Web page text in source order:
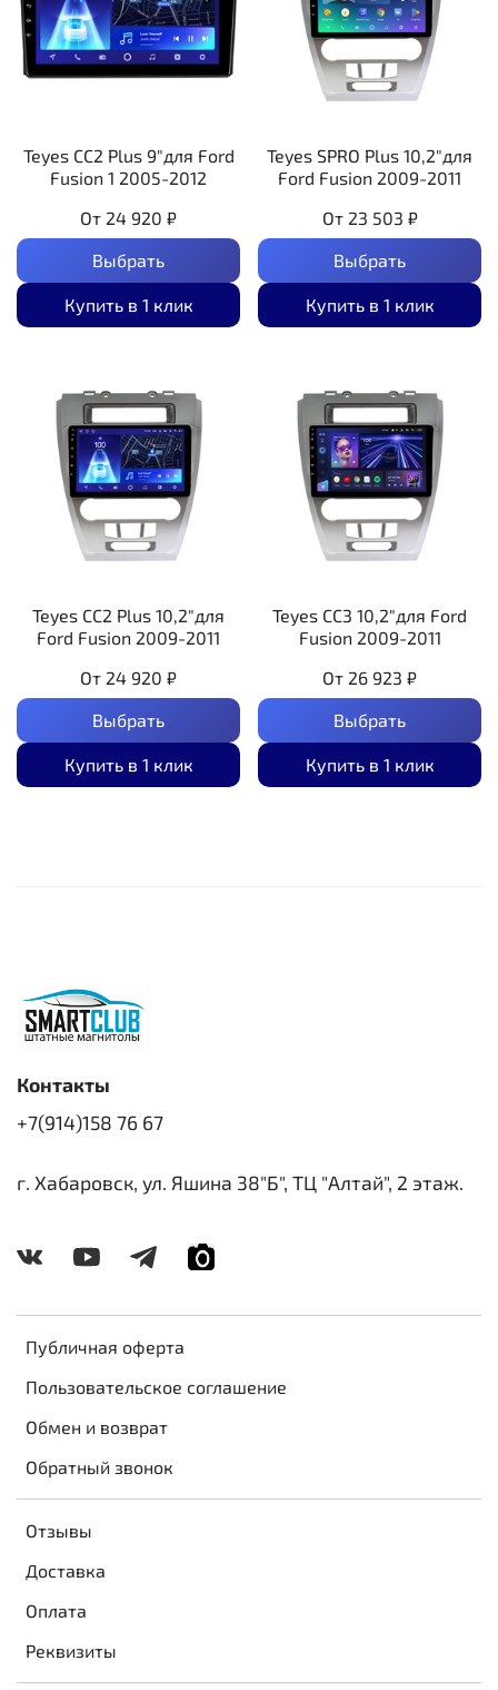
Teyes CC2 Plus 9"для Ford
Fusion 1 2005-2012
От 24 920 ₽
Выбрать
Купить в 1 клик
Teyes SPRO Plus 10,2"для
Ford Fusion 2009-2011
От 23 503 ₽
Выбрать
Купить в 1 клик
Teyes CC2 Plus 10,2"для
Ford Fusion 2009-2011
От 24 920 ₽
Выбрать
Купить в 1 клик
Teyes CC3 10,2"для Ford
Fusion 2009-2011
От 26 923 ₽
Выбрать
Купить в 1 клик
Публичная оферта
Пользовательское соглашение
Обмен и возврат
Обратный звонок
Отзывы
Доставка
Оплата
Реквизиты
Контакты
+7(914)158 76 67
г. Хабаровск, ул. Яшина 38"Б", ТЦ "Алтай", 2 этаж.